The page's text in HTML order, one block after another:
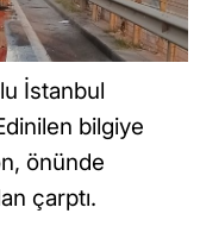
İstanbul
bilgiye
önünde
çarptı.